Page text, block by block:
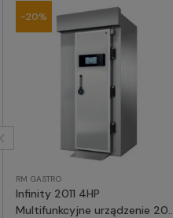
RM GASTRO
Infinity 2011 4HP
Multifunkcyjne urządzenie 20x
-20%